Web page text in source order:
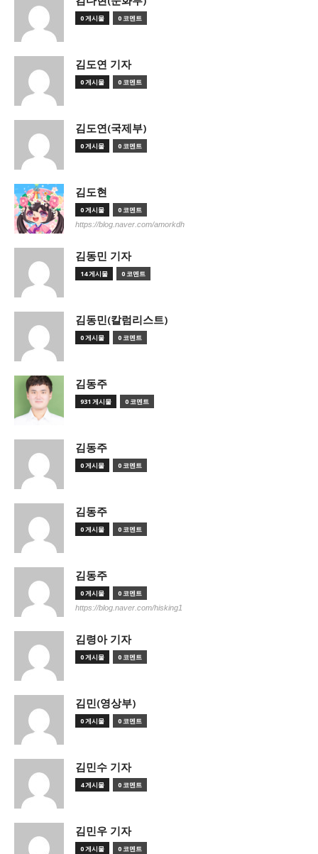
0 게시물 0 코멘트
김도연 기자
0 게시물 0 코멘트
김도연(국제부)
0 게시물 0 코멘트
김도현
0 게시물 0 코멘트
https://blog.naver.com/amorkdh
김동민 기자
14 게시물 0 코멘트
김동민(칼럼리스트)
0 게시물 0 코멘트
김동주
931 게시물 0 코멘트
김동주
0 게시물 0 코멘트
김동주
0 게시물 0 코멘트
김동주
0 게시물 0 코멘트
https://blog.naver.com/hisking1
김령아 기자
0 게시물 0 코멘트
김민(영상부)
0 게시물 0 코멘트
김민수 기자
4 게시물 0 코멘트
김민우 기자
0 게시물 0 코멘트